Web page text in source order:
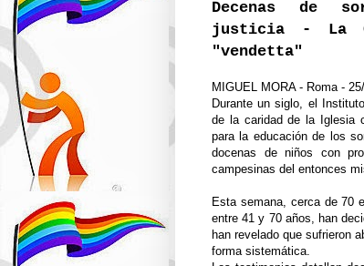
Decenas de
justicia - La
"vendetta"
MIGUEL MORA - Roma -
Durante un siglo, el
de la caridad de la Iglesia
para la educación de los
docenas de niños con
campesinas del entonces
Esta semana, cerca de 70
entre 41 y 70 años, han
han revelado que sufrieron
forma sistemática.